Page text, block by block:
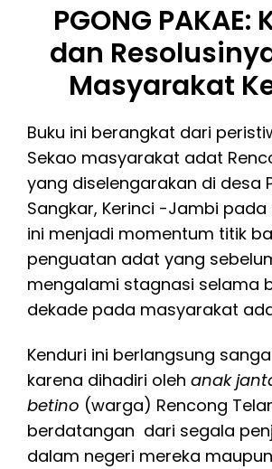
PGONG PAKAE:
dan
Masyarakat
Buku ini berangkat dari
Sekao masyarakat adat
yang diselengarakan di desa
Sangkar, Kerinci -Jambi pada
ini menjadi momentum titik
penguatan adat yang
mengalami stagnasi selama
dekade pada masyarakat
Kenduri ini berlangsung
karena dihadiri oleh anak
betino (warga) Rencong
berdatangan dari segala
dalam negeri mereka